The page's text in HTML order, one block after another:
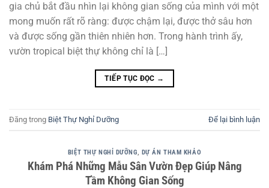
gia chủ bắt đầu nhìn lại không gian sống của mình với một
mong muốn rất rõ ràng: được chậm lại, được thở sâu hơn
và được sống gần thiên nhiên hơn. Trong hành trình ấy,
vườn tropical biệt thự không chỉ là […]
TIẾP TỤC ĐỌC →
Đăng trong Biệt Thự Nghỉ Dưỡng Để lại bình luận
BIỆT THỰ NGHỈ DƯỠNG, DỰ ÁN THAM KHẢO
Khám Phá Những Mẫu Sân Vườn Đẹp Giúp Nâng
Tầm Không Gian Sống